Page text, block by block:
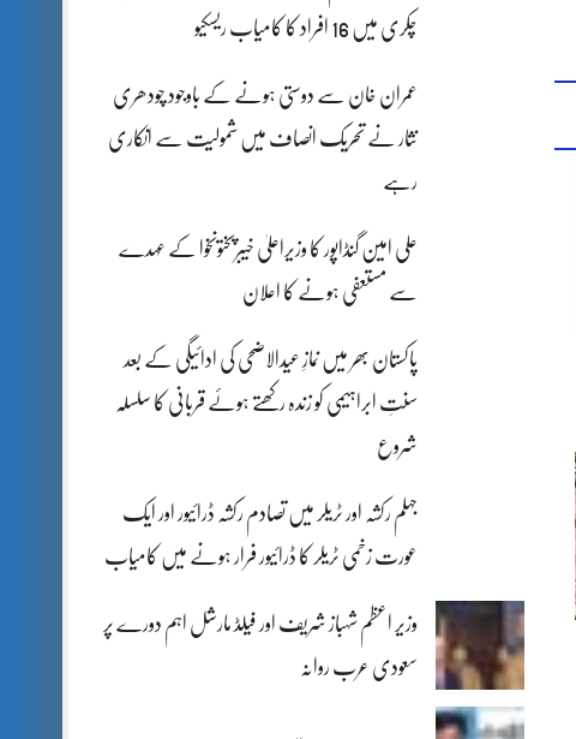
چکری میں 16 افراد کا کامیاب ریسکیو
عمران خان سے دوستی ہونے کے باوجود چودھری
نثار نے تحریک انصاف میں شمولیت سے انکاری
رہے
علی امین گنڈاپور کا وزیراعلیٰ خیبرپختونخوا کے عہدے
سے مستعفی ہونے کا اعلان
پاکستان بھر میں نمازِ عیدالاضحی کی ادائیگی کے بعد
سنتِ ابراہیمی کو زندہ رکھتے ہوئے قربانی کا سلسلہ
شروع
جہلم رکشہ اور ٹریلر میں تصادم رکشہ ڈرائیور اور ایک
عورت زخمی ٹریلر کا ڈرائیور فرار ہونے میں کامیاب
وزیر اعظم شہباز شریف اور فیلڈ مارشل اہم دورے پر
سعودی عرب روانہ